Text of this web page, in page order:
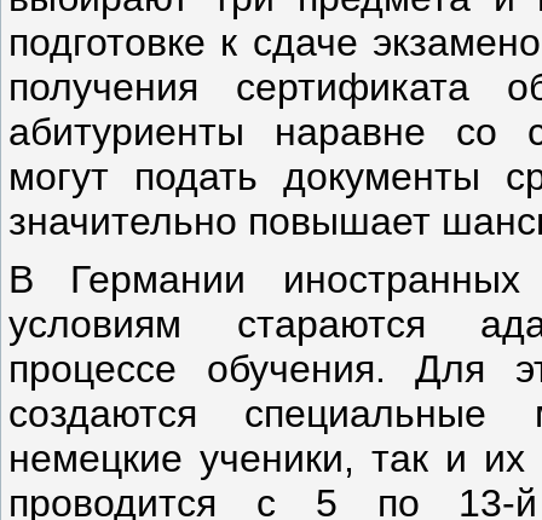
подготовке к сдаче
получения сертификата
абитуриенты наравне со
могут подать документы
значительно повышает
В Германии
условиям стараются
процессе обучения. Для
создаются
немецкие ученики, так и
проводится с 5 по 13-й